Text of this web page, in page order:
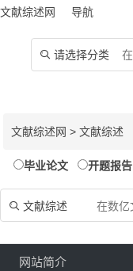
文献综述网 导航
 请选择分类
文献综述网 >文献综述
 文献综述
毕业论文 开题报告
网站简介